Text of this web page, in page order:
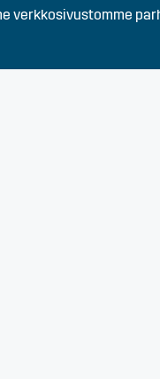
verkkosivustomme